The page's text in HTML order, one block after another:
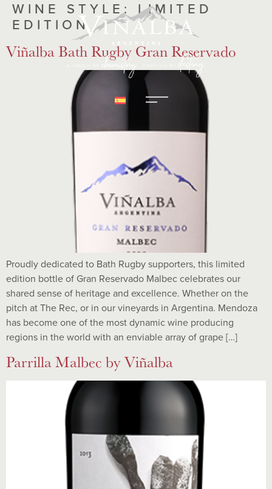
WINE STYLE: LIMITED
EDITION
Viñalba Bath Rugby Gran Reservado
Proudly dedicated to Bath Rugby supporters, this limited
edition bottle of Gran Reservado Malbec celebrates our
shared sense of heritage and excellence. Whether on the
pitch at The Rec, or in our vineyards in Argentina. Mendoza
has become one of the most dynamic wine producing
regions in the world with an enviable array of grape […]
Parrilla Malbec by Viñalba